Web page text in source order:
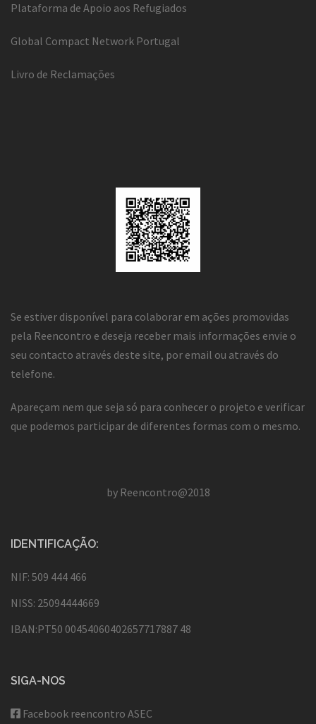
Plataforma de Apoio aos Refugiados
Global Compact Network Portugal
Livro de Reclamações
Se estiver disponível para colaborar em ações promovidas
pela Reencontro e deseja receber mais informações envie o
seu contacto através deste site, por email ou através do
telefone.
Apareçam nem que seja só para conhecer o projeto e verificar
que podemos participar de diferentes formas com o mesmo.
by Reencontro@2018
IDENTIFICAÇÃO:
NIF: 509 444 466
NISS: 25094444669
IBAN:PT50 00454060402657717887 48
SIGA-NOS
Facebook reencontro ASEC